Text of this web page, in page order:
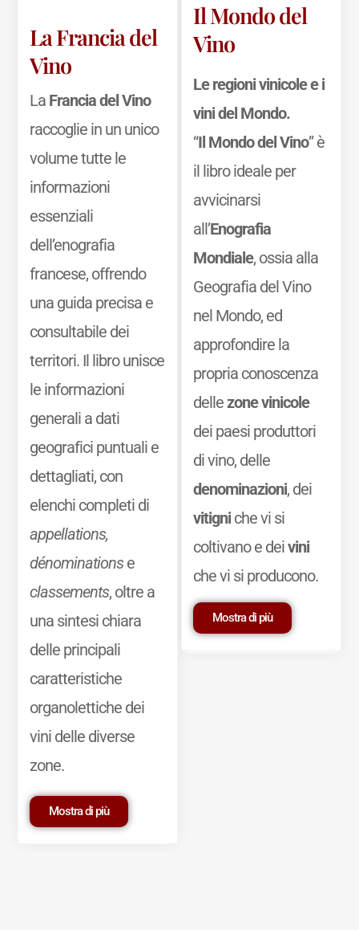
La Francia del
Vino
La Francia del Vino
raccoglie in un unico
volume tutte le
informazioni
essenziali
dell’enografia
francese, offrendo
una guida precisa e
consultabile dei
territori. Il libro unisce
le informazioni
generali a dati
geografici puntuali e
dettagliati, con
elenchi completi di
appellations,
dénominationse
classements, oltre a
una sintesi chiara
delle principali
caratteristiche
organolettiche dei
vini delle diverse
zone.
Mostra di più
Il Mondo del
Vino
Le regioni vinicole e i
vini del Mondo.
“Il Mondo del Vino” è
il libro ideale per
avvicinarsi
all’Enografia
Mondiale, ossia alla
Geografia del Vino
nel Mondo, ed
approfondire la
propria conoscenza
dellezone vinicole
dei paesi produttori
di vino, delle
denominazioni, dei
vitigniche vi si
coltivano e deivini
che vi si producono.
Mostra di più